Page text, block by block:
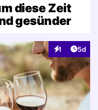
diese Zeit
gesünder
1
Interaktionen
5d